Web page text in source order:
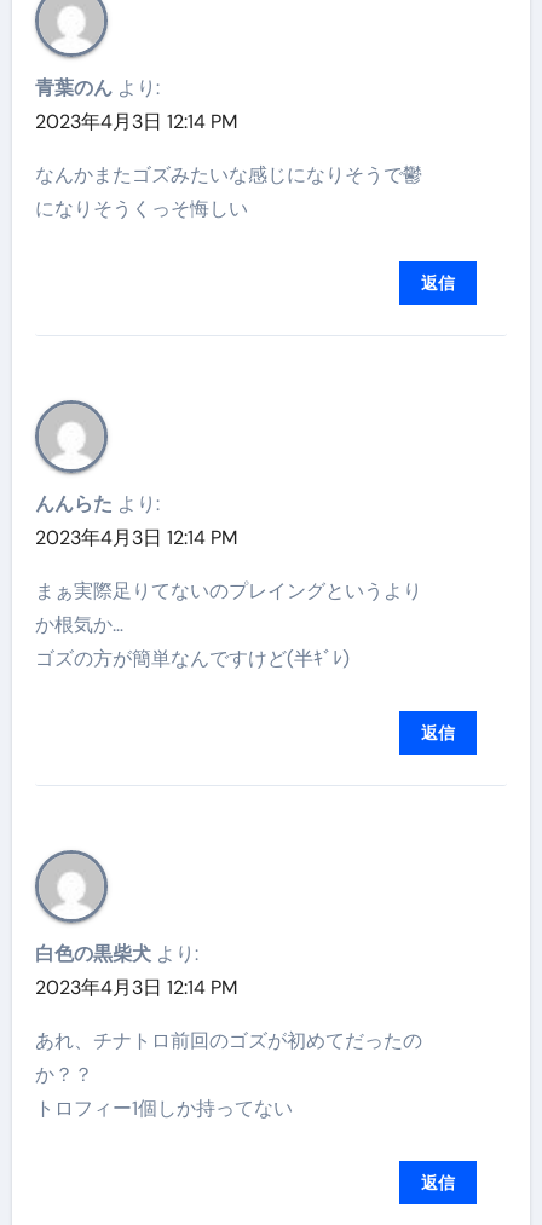
青葉のん より:
2023年4月3日 12:14 PM
なんかまたゴズみたいな感じになりそうで鬱
になりそうくっそ悔しい
返信
んんらた より:
2023年4月3日 12:14 PM
まぁ実際足りてないのプレイングというより
か根気か…
ゴズの方が簡単なんですけど(半ｷﾞﾚ)
返信
白色の黒柴犬 より:
2023年4月3日 12:14 PM
あれ、チナトロ前回のゴズが初めてだったの
か？？
トロフィー1個しか持ってない
返信